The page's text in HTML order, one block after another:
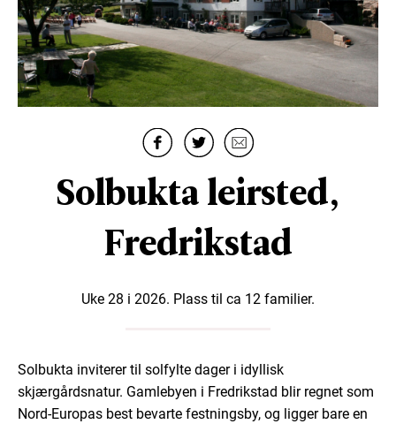
Solbukta leirsted,
Fredrikstad
Uke 28 i 2026. Plass til ca 12 familier.
Solbukta inviterer til solfylte dager i idyllisk
skjærgårdsnatur. Gamlebyen i Fredrikstad blir regnet som
Nord-Europas best bevarte festningsby, og ligger bare en